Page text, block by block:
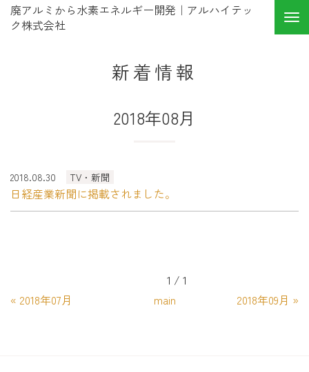
廃アルミから水素エネルギー開発｜アルハイテッ
ク株式会社
新着情報
2018年08月
2018.08.30 TV・新聞
日経産業新聞に掲載されました。
1 / 1
« 2018年07月 main 2018年09月 »